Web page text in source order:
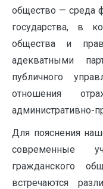
общество — среда
государства, в
общества и
адекватными
публичного
отношения
административно-
Для пояснения
современные
гражданского
встречаются